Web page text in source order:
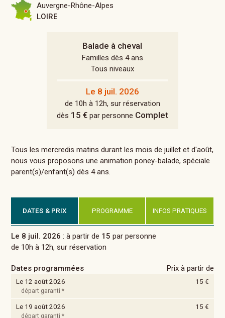
Balade à cheval
Familles dès 4 ans
Tous niveaux
Le 8 juil. 2026
de 10h à 12h, sur réservation
dès 15 €par personne Complet
Auvergne-Rhône-Alpes
LOIRE
Tous les mercredis matins durant les mois de juillet et d'août,
nous vous proposons une animation poney-balade, spéciale
parent(s)/enfant(s) dès 4 ans.
DATES & PRIX PROGRAMME INFOS PRATIQUES
Le 8 juil. 2026 : à partir de 15 par personne
de 10h à 12h, sur réservation
Dates programmées Prix à partir de
Le 12 août 2026 15 €
départ garanti *
Le 19 août 2026 15 €
départ garanti *